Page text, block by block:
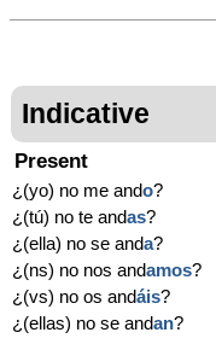
Indicative
Present
¿(yo) no me ando?
¿(tú) no te andas?
¿(ella) no se anda?
¿(ns) no nos andamos?
¿(vs) no os andáis?
¿(ellas) no se andan?